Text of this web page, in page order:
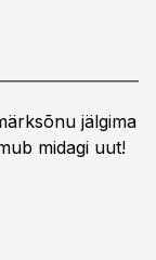
jälgima
midagi uut!